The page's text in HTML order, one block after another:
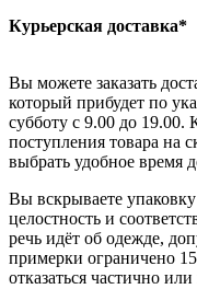
Курьерская доставка*
Вы можете заказать
который прибудет по
субботу с 9.00 до 19.00.
поступления товара на
выбрать удобное время
Вы вскрываете
целостность и
речь идёт об одежде,
примерки ограничено
отказаться частично